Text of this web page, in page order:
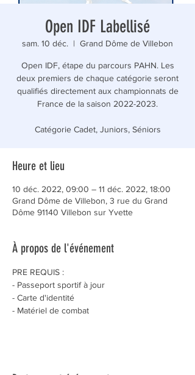
Open IDF Labellisé
sam. 10 déc.
  |
Grand Dôme de Villebon
Open IDF, étape du parcours PAHN. Les
deux premiers de chaque catégorie seront
qualifiés directement aux championnats de
France de la saison 2022-2023.
Catégorie Cadet, Juniors, Séniors
Heure et lieu
10 déc. 2022, 09:00 – 11 déc. 2022, 18:00
Grand Dôme de Villebon, 3 rue du Grand
Dôme 91140 Villebon sur Yvette
À propos de l'événement
PRE REQUIS :
- Passeport sportif à jour
- Carte d'identité
- Matériel de combat